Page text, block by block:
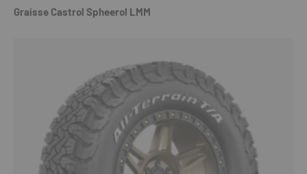
Graisse Castrol Spheerol LMM